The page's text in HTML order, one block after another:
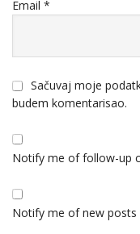
Email *
Sačuvaj moje
budem komentarisao.
Notify me of follow-up
Notify me of new posts